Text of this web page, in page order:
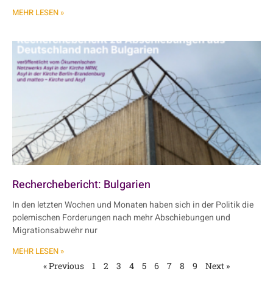
MEHR LESEN »
Recherchebericht: Bulgarien
In den letzten Wochen und Monaten haben sich in der Politik die
polemischen Forderungen nach mehr Abschiebungen und
Migrationsabwehr nur
MEHR LESEN »
« Previous
1 2 3 4 5 6 7 8 9 Next »